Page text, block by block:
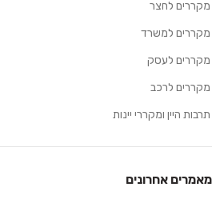
מקררים לחצר
מקררים למשרד
מקררים לעסק
מקררים לרכב
תרבות היין ומקררי יינות
מאמרים אחרונים